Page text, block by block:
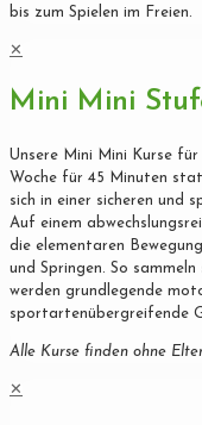
bis zum Spielen im Freien.
✕
Mini Mini
Unsere Mini Mini Kurse
Woche für 45 Minuten
sich in einer sicheren und
Auf einem
die elementaren
und Springen. So
werden grundlegende
sportartenübergreifende
Alle Kurse finden ohne
✕